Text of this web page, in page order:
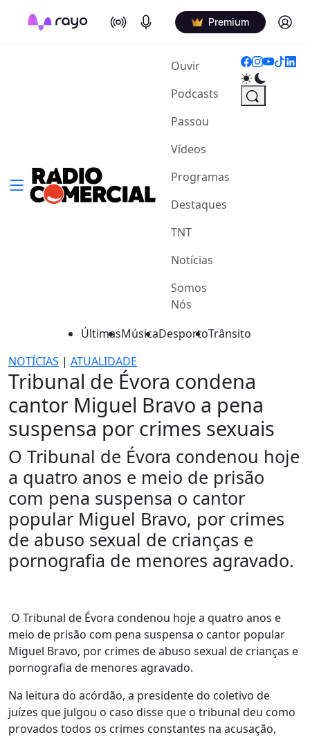
On Air Podcasts Premium Log in
Ouvir(current)
Podcasts
Passou
Vídeos
Programas
Destaques
TNT
Notícias
Somos
Nós
ÚltimasMúsicaDesportoTrânsito
NOTÍCIAS | ATUALIDADE
Tribunal de Évora condena
cantor Miguel Bravo a pena
suspensa por crimes sexuais
O Tribunal de Évora condenou hoje
a quatro anos e meio de prisão
com pena suspensa o cantor
popular Miguel Bravo, por crimes
de abuso sexual de crianças e
pornografia de menores agravado.
O Tribunal de Évora condenou hoje a quatro anos e
meio de prisão com pena suspensa o cantor popular
Miguel Bravo, por crimes de abuso sexual de crianças e
pornografia de menores agravado.
Na leitura do acórdão, a presidente do coletivo de
juízes que julgou o caso disse que o tribunal deu como
provados todos os crimes constantes na acusação,